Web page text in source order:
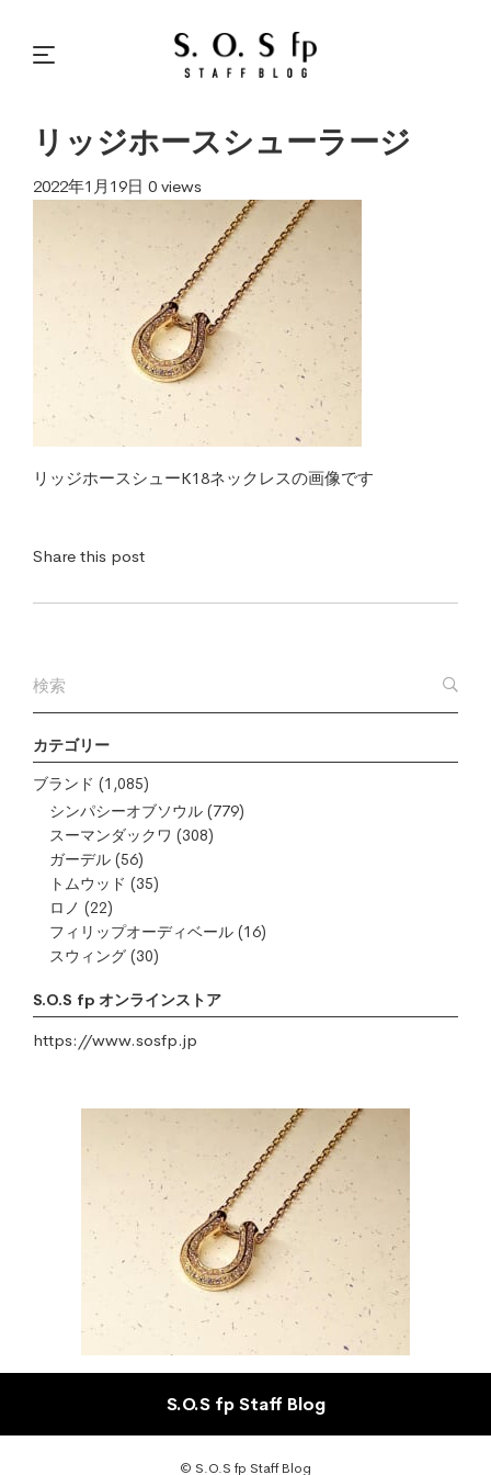
カテゴリー
ブランド (1,085)
シンパシーオブソウル (779)
スーマンダックワ (308)
ガーデル (56)
トムウッド (35)
ロノ (22)
フィリップオーディベール (16)
スウィング (30)
S.O.S fp オンラインストア
https://www.sosfp.jp
リッジホースシューラージ
2022年1月19日 0 views
リッジホースシューK18ネックレスの画像です
Share this post
S.O.S fp Staff Blog
© S.O.S fp Staff Blog